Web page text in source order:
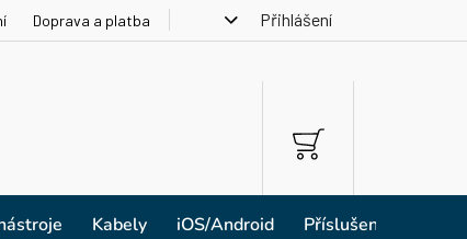
Doprava a platba Přihlášení
NÁKUPNÍ
KOŠÍK
Kabely iOS/Android Příslušenství